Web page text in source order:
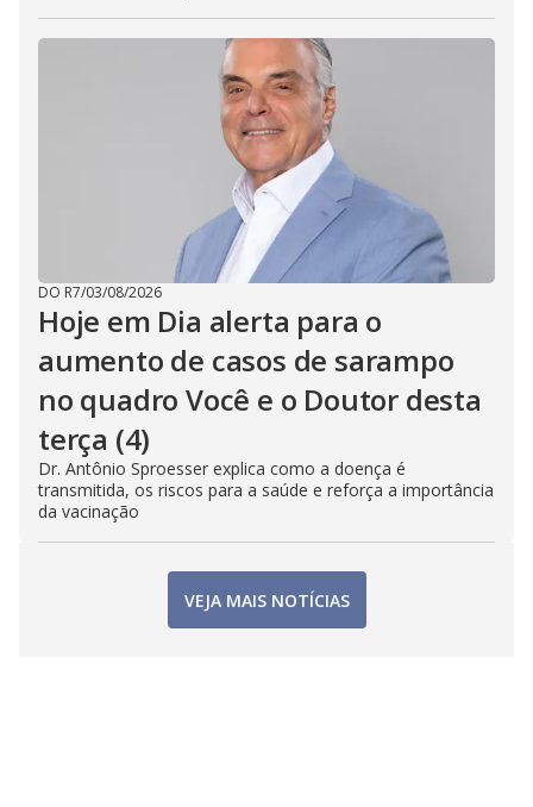
DO R7/03/08/2026
Hoje em Dia alerta para o
aumento de casos de sarampo
no quadro Você e o Doutor desta
terça (4)
Dr. Antônio Sproesser explica como a doença é
transmitida, os riscos para a saúde e reforça a importância
da vacinação
VEJA MAIS NOTÍCIAS